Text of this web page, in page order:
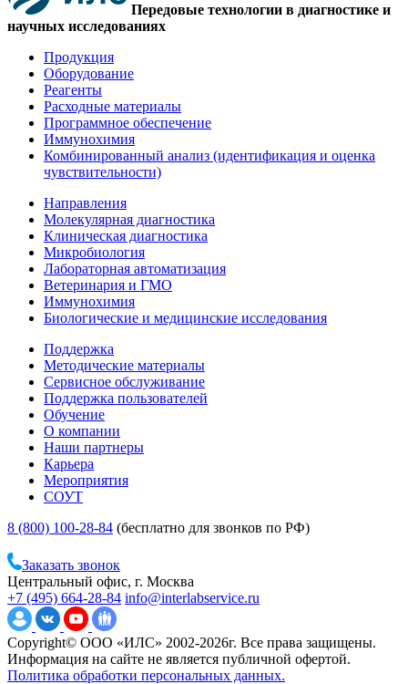
Передовые технологии в диагностике и
научных исследованиях
Продукция
Оборудование
Реагенты
Расходные материалы
Программное обеспечение
Иммунохимия
Комбинированный анализ (идентификация и оценка
чувствительности)
Направления
Молекулярная диагностика
Клиническая диагностика
Микробиология
Лабораторная автоматизация
Ветеринария и ГМО
Иммунохимия
Биологические и медицинские исследования
Поддержка
Методические материалы
Сервисное обслуживание
Поддержка пользователей
Обучение
О компании
Наши партнеры
Карьера
Мероприятия
СОУТ
8 (800) 100-28-84 (бесплатно для звонков по РФ)
Заказать звонок
Центральный офис, г. Москва
+7 (495) 664-28-84 info@interlabservice.ru
Copyright© ООО «ИЛС» 2002-2026г. Все права защищены.
Информация на сайте не является публичной офертой.
Политика обработки персональных данных.